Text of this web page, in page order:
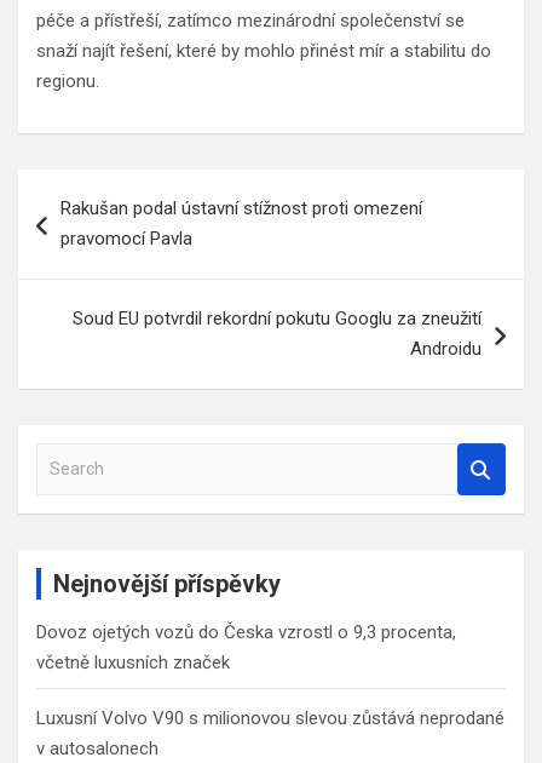
péče a přístřeší, zatímco mezinárodní společenství se
snaží najít řešení, které by mohlo přinést mír a stabilitu do
regionu.
proRakušan podal ústavní stížnost proti omezení
pravomocí Pavla
Soud EU potvrdil rekordní pokutu Googlu za zneužití
Androidu
a
Nejnovější příspěvky
Dovoz ojetých vozů do Česka vzrostl o 9,3 procenta,
včetně luxusních značek
Luxusní Volvo V90 s milionovou slevou zůstává neprodané
v autosalonech